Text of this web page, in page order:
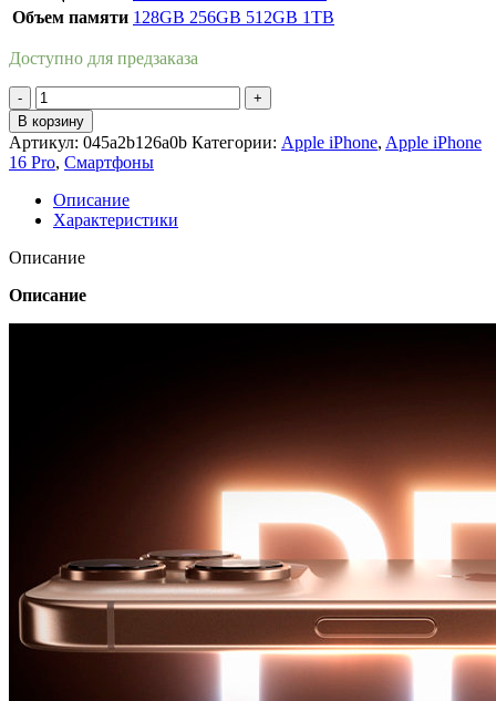
Объем памяти 128GB 256GB 512GB 1TB
Доступно для предзаказа
Количество
товара
Apple
iPhone
16
Pro
1Tb
Desert
Titanium
Пустынный
В корзину
Артикул: 045a2b126a0b Категории: Apple iPhone, Apple iPhone
16 Pro, Смартфоны
Описание
Характеристики
Описание
Описание